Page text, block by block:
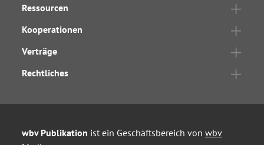
Ressourcen
Kooperationen
Verträge
Rechtliches
wbv Publikation ist ein Geschäftsbereich von wbv